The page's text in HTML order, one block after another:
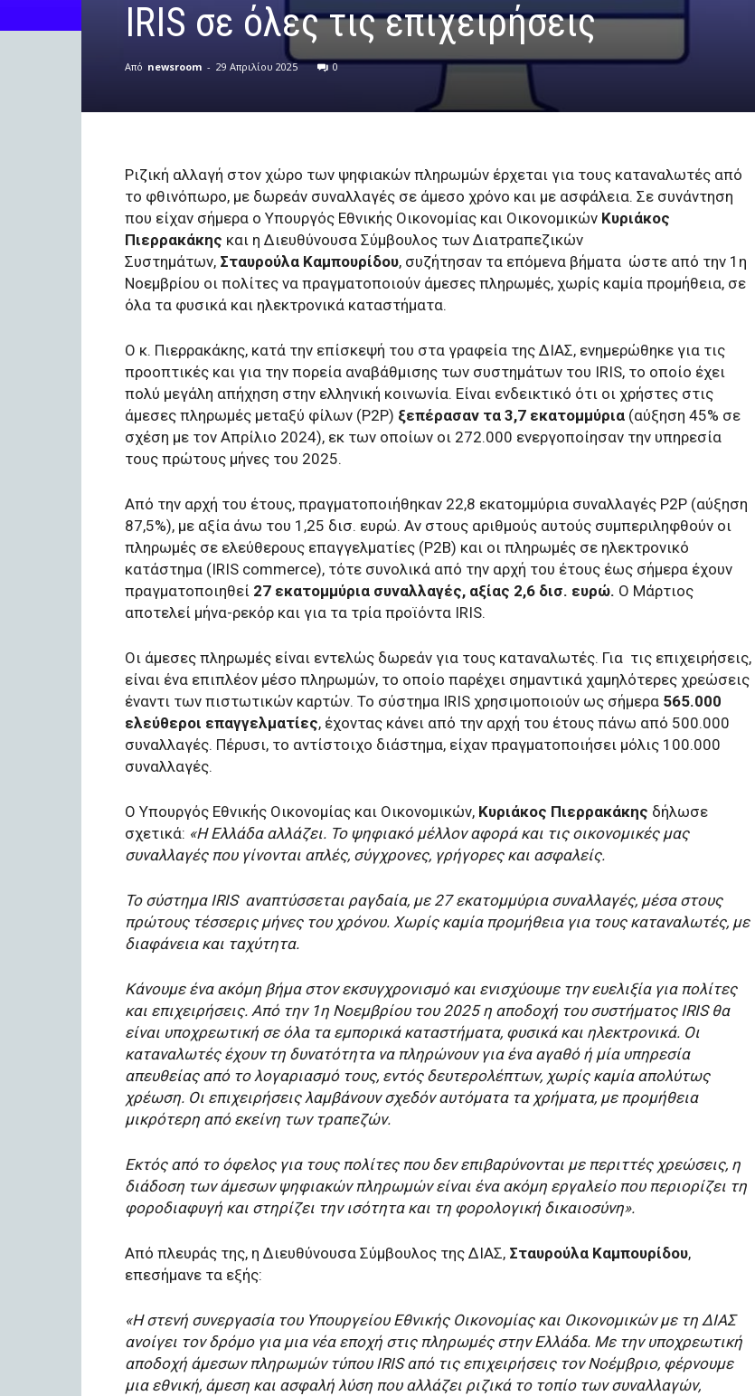
IRIS σε όλες τις επιχειρήσεις
Από newsroom - 29 Απριλίου 2025 0
Ριζική αλλαγή στον χώρο των ψηφιακών πληρωμών έρχεται για τους καταναλωτές από
το φθινόπωρο, με δωρεάν συναλλαγές σε άμεσο χρόνο και με ασφάλεια. Σε συνάντηση
που είχαν σήμερα ο Υπουργός Εθνικής Οικονομίας και Οικονομικών Κυριάκος
Πιερρακάκης και η Διευθύνουσα Σύμβουλος των Διατραπεζικών
Συστημάτων, Σταυρούλα Καμπουρίδου, συζήτησαν τα επόμενα βήματα ώστε από την 1η
Νοεμβρίου οι πολίτες να πραγματοποιούν άμεσες πληρωμές, χωρίς καμία προμήθεια, σε
όλα τα φυσικά και ηλεκτρονικά καταστήματα.
Ο κ. Πιερρακάκης, κατά την επίσκεψή του στα γραφεία της ΔΙΑΣ, ενημερώθηκε για τις
προοπτικές και για την πορεία αναβάθμισης των συστημάτων του IRIS, το οποίο έχει
πολύ μεγάλη απήχηση στην ελληνική κοινωνία. Είναι ενδεικτικό ότι οι χρήστες στις
άμεσες πληρωμές μεταξύ φίλων (P2P) ξεπέρασαν τα 3,7 εκατομμύρια (αύξηση 45% σε
σχέση με τον Απρίλιο 2024), εκ των οποίων οι 272.000 ενεργοποίησαν την υπηρεσία
τους πρώτους μήνες του 2025.
Από την αρχή του έτους, πραγματοποιήθηκαν 22,8 εκατομμύρια συναλλαγές P2P (αύξηση
87,5%), με αξία άνω του 1,25 δισ. ευρώ. Αν στους αριθμούς αυτούς συμπεριληφθούν οι
πληρωμές σε ελεύθερους επαγγελματίες (P2B) και οι πληρωμές σε ηλεκτρονικό
κατάστημα (IRIS commerce), τότε συνολικά από την αρχή του έτους έως σήμερα έχουν
πραγματοποιηθεί 27 εκατομμύρια συναλλαγές, αξίας 2,6 δισ. ευρώ. Ο Μάρτιος
αποτελεί μήνα-ρεκόρ και για τα τρία προϊόντα IRIS.
Οι άμεσες πληρωμές είναι εντελώς δωρεάν για τους καταναλωτές. Για τις επιχειρήσεις,
είναι ένα επιπλέον μέσο πληρωμών, το οποίο παρέχει σημαντικά χαμηλότερες χρεώσεις
έναντι των πιστωτικών καρτών. Το σύστημα IRIS χρησιμοποιούν ως σήμερα 565.000
ελεύθεροι επαγγελματίες, έχοντας κάνει από την αρχή του έτους πάνω από 500.000
συναλλαγές. Πέρυσι, το αντίστοιχο διάστημα, είχαν πραγματοποιήσει μόλις 100.000
συναλλαγές.
Ο Υπουργός Εθνικής Οικονομίας και Οικονομικών, Κυριάκος Πιερρακάκης δήλωσε
σχετικά: «Η Ελλάδα αλλάζει. Το ψηφιακό μέλλον αφορά και τις οικονομικές μας
συναλλαγές που γίνονται απλές, σύγχρονες, γρήγορες και ασφαλείς.
Το σύστημα IRISαναπτύσσεται ραγδαία, με 27 εκατομμύρια συναλλαγές, μέσα στους
πρώτους τέσσερις μήνες του χρόνου. Χωρίς καμία προμήθεια για τους καταναλωτές, με
διαφάνεια και ταχύτητα.
Κάνουμε ένα ακόμη βήμα στον εκσυγχρονισμό και ενισχύουμε την ευελιξία για πολίτες
και επιχειρήσεις. Από την 1η Νοεμβρίου του 2025 η αποδοχή του συστήματος IRISθα
είναι υποχρεωτική σε όλα τα εμπορικά καταστήματα, φυσικά και ηλεκτρονικά. Οι
καταναλωτές έχουν τη δυνατότητα να πληρώνουν για ένα αγαθό ή μία υπηρεσία
απευθείας από το λογαριασμό τους, εντός δευτερολέπτων, χωρίς καμία απολύτως
χρέωση. Οι επιχειρήσεις λαμβάνουν σχεδόν αυτόματα τα χρήματα, με προμήθεια
μικρότερη από εκείνη των τραπεζών.
Εκτός από το όφελος για τους πολίτες που δεν επιβαρύνονται με περιττές χρεώσεις, η
διάδοση των άμεσων ψηφιακών πληρωμών είναι ένα ακόμη εργαλείο που περιορίζει τη
φοροδιαφυγή και στηρίζει την ισότητα και τη φορολογική δικαιοσύνη».
Από πλευράς της, η Διευθύνουσα Σύμβουλος της ΔΙΑΣ, Σταυρούλα Καμπουρίδου,
επεσήμανε τα εξής:
«Η στενή συνεργασία του Υπουργείου Εθνικής Οικονομίας και Οικονομικών με τη ΔΙΑΣ
ανοίγει τον δρόμο για μια νέα εποχή στις πληρωμές στην Ελλάδα. Με την υποχρεωτική
αποδοχή άμεσων πληρωμών τύπου IRIS από τις επιχειρήσεις τον Νοέμβριο, φέρνουμε
μια εθνική, άμεση και ασφαλή λύση που αλλάζει ριζικά το τοπίο των συναλλαγών,